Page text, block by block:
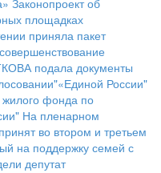
Законопроект об
площадках
приняла пакет
подала документы
России"
жилого фонда по
На пленарном
во втором и третьем
на поддержку семей с
депутат